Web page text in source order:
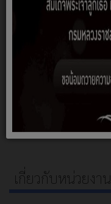
เกี่ยวกับหน่วยงาน